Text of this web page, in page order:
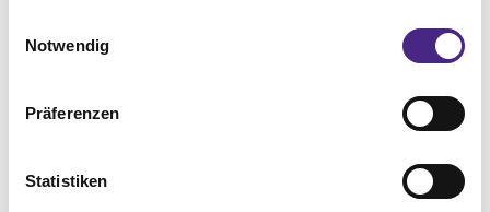
Cookies, wenn Sie unsere Webseite weiterhin nutzen.
Notwendig
Präferenzen
Statistiken
Fotos © Unsplash / Anna Jakutajc-Wojtalik;